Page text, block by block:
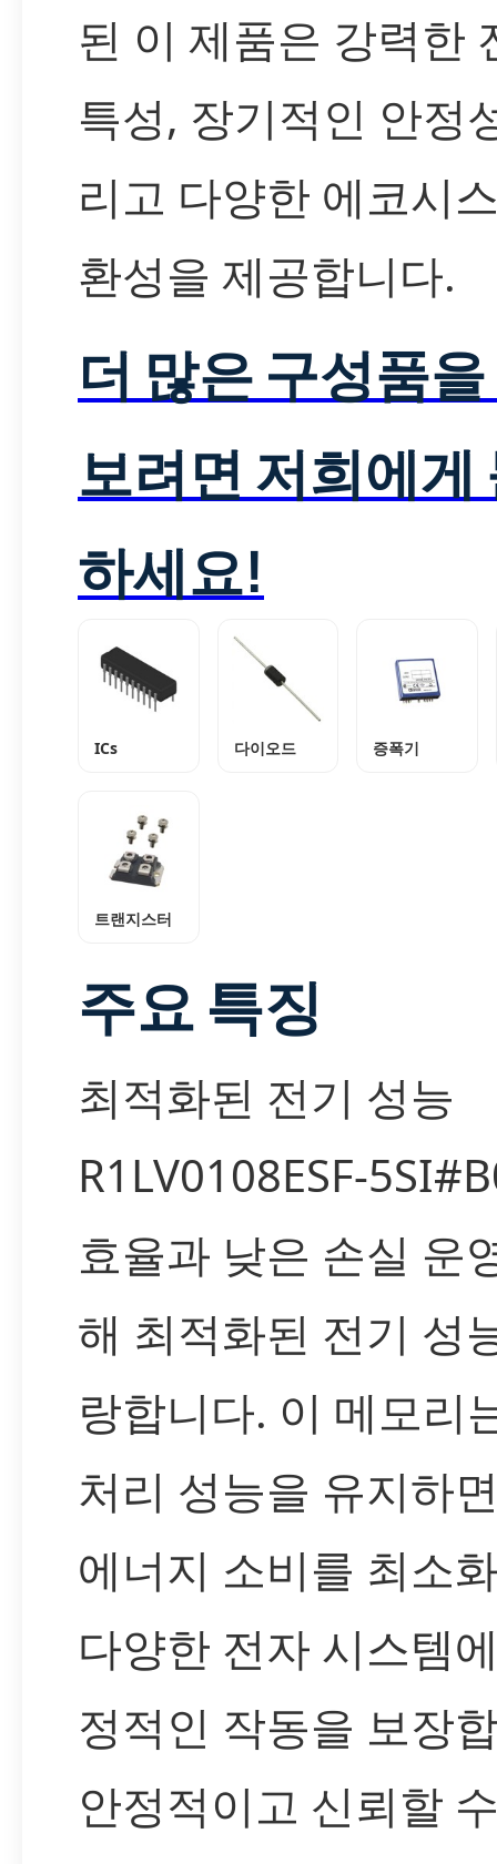
된 이 제품은 강력한
특성, 장기적인 안정
리고 다양한 에코시
환성을 제공합니다.
더 많은 구성품
보려면 저희에게
하세요!
ICs 다이오드 증폭기
트랜지스터
주요 특징
최적화된 전기 성능
R1LV0108ESF-
효율과 낮은 손실 운
해 최적화된 전기 성
랑합니다. 이 메모리
처리 성능을 유지하
에너지 소비를 최소
다양한 전자 시스템
정적인 작동을 보장
안정적이고 신뢰할